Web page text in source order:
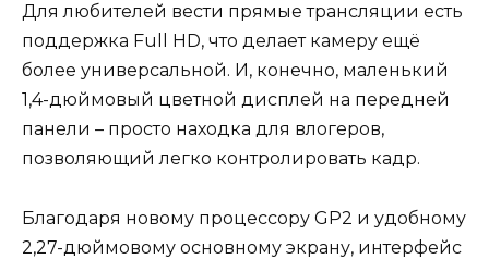
Для любителей вести прямые трансляции есть
поддержка Full HD, что делает камеру ещё
более универсальной. И, конечно, маленький
1,4-дюймовый цветной дисплей на передней
панели – просто находка для влогеров,
позволяющий легко контролировать кадр.
Благодаря новому процессору GP2 и удобному
2,27-дюймовому основному экрану, интерфейс